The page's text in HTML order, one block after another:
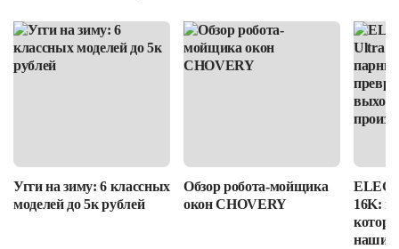
Угги на зиму: 6 классных
моделей до 5к рублей
Обзор робота-мойщика
окон CHOVERY
16K:
наши